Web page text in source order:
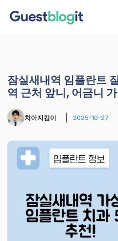
잠실새내역 임플란트
역 근처 앞니, 어금니
치아지킴이 2025-10-27